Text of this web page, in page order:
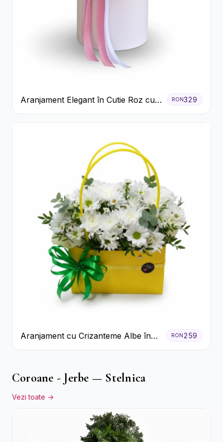
Aranjament Elegant în Cutie Roz cu
Trandafiri și Gerbera
RON329
Aranjament cu Crizanteme Albe în
Cutie Galbenă
RON259
Coroane - Jerbe — Stelnica
Vezi toate →